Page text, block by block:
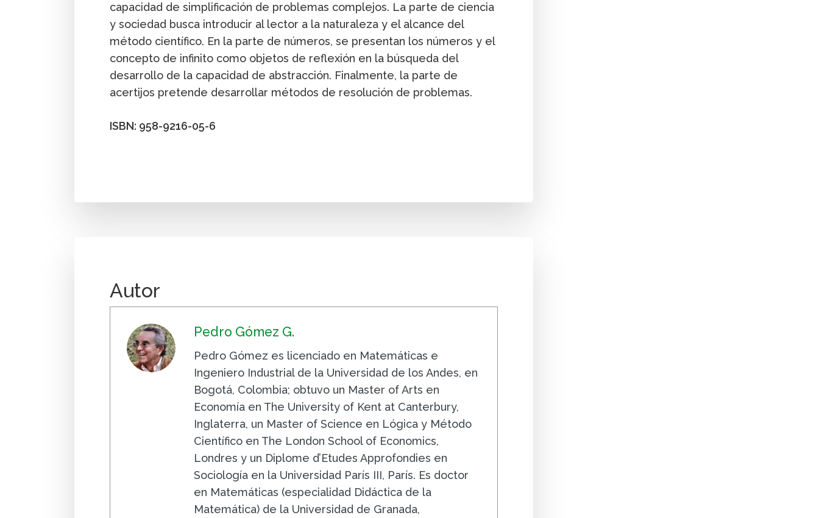
capacidad de simplificación de problemas complejos. La parte de ciencia
y sociedad busca introducir al lector a la naturaleza y el alcance del
método científico. En la parte de números, se presentan los números y el
concepto de infinito como objetos de reflexión en la búsqueda del
desarrollo de la capacidad de abstracción. Finalmente, la parte de
acertijos pretende desarrollar métodos de resolución de problemas.
ISBN: 958-9216-05-6
Autor
Pedro Gómez G.
Pedro Gómez es licenciado en Matemáticas e
Ingeniero Industrial de la Universidad de los Andes, en
Bogotá, Colombia; obtuvo un Master of Arts en
Economía en The University of Kent at Canterbury,
Inglaterra, un Master of Science en Lógica y Método
Científico en The London School of Economics,
Londres y un Diplome d’Etudes Approfondies en
Sociología en la Universidad París III, París. Es doctor
en Matemáticas (especialidad Didáctica de la
Matemática) de la Universidad de Granada,